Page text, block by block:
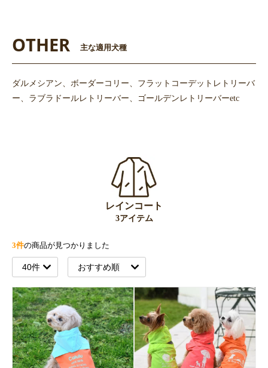
OTHER 主な適用犬種
ダルメシアン、ボーダーコリー、フラットコーデットレトリーバ
ー、ラブラドールレトリーバー、ゴールデンレトリーバーetc
レインコート
3アイテム
3件の商品が見つかりました